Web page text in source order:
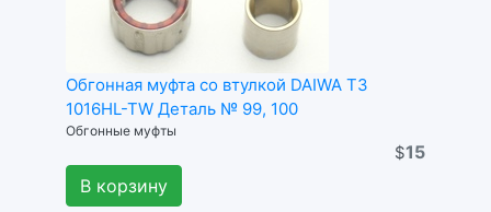
Обгонная муфта со втулкой DAIWA T3
1016HL-TW Деталь № 99, 100
Обгонные муфты
$15
В корзину